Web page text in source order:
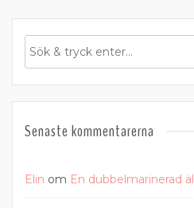
Senaste kommentarerna
Elin om En dubbelmarinerad